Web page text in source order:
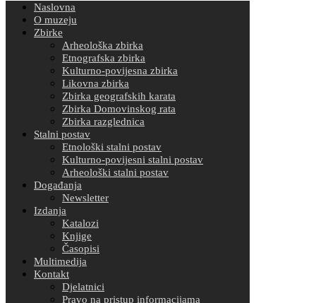
Naslovna
O muzeju
Zbirke
Arheološka zbirka
Etnografska zbirka
Kulturno-povijesna zbirka
Likovna zbirka
Zbirka geografskih karata
Zbirka Domovinskog rata
Zbirka razglednica
Stalni postav
Etnološki stalni postav
Kulturno-povijesni stalni postav
Arheološki stalni postav
Događanja
Newsletter
Izdanja
Katalozi
Knjige
Časopisi
Multimedija
Kontakt
Djelatnici
Pravo na pristup informacijama